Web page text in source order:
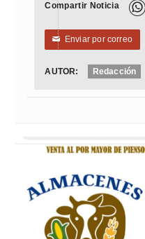
Compartir Noticia
✉ Enviar por correo
AUTOR: Redacción